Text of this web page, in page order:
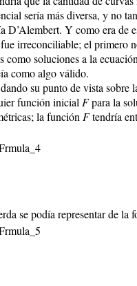
sería más diversa, y no
D’Alembert. Y como era de
irreconciliable; el primero
como soluciones a la
como algo válido.
su punto de vista sobre
función inicial Fpara la
la función Ftendría
se podía representar de la